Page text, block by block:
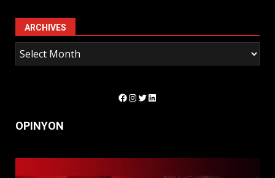
ARCHIVES
Facebook
Instagram
Twitter
LinkedIn
OPINYON